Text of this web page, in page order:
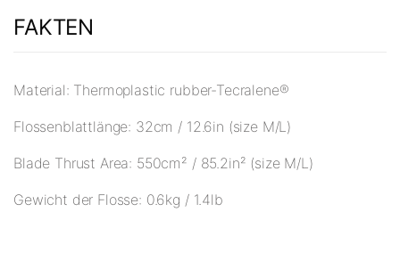
FAKTEN
Material: Thermoplastic rubber-Tecralene®
Flossenblattlänge: 32cm / 12.6in (size M/L)
Blade Thrust Area: 550cm² / 85.2in² (size M/L)
Gewicht der Flosse: 0.6kg / 1.4lb